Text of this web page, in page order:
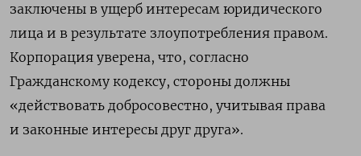
заключены в ущерб интересам юридического
лица и в результате злоупотребления правом.
Корпорация уверена, что, согласно
Гражданскому кодексу, стороны должны
«действовать добросовестно, учитывая права
и законные интересы друг друга».